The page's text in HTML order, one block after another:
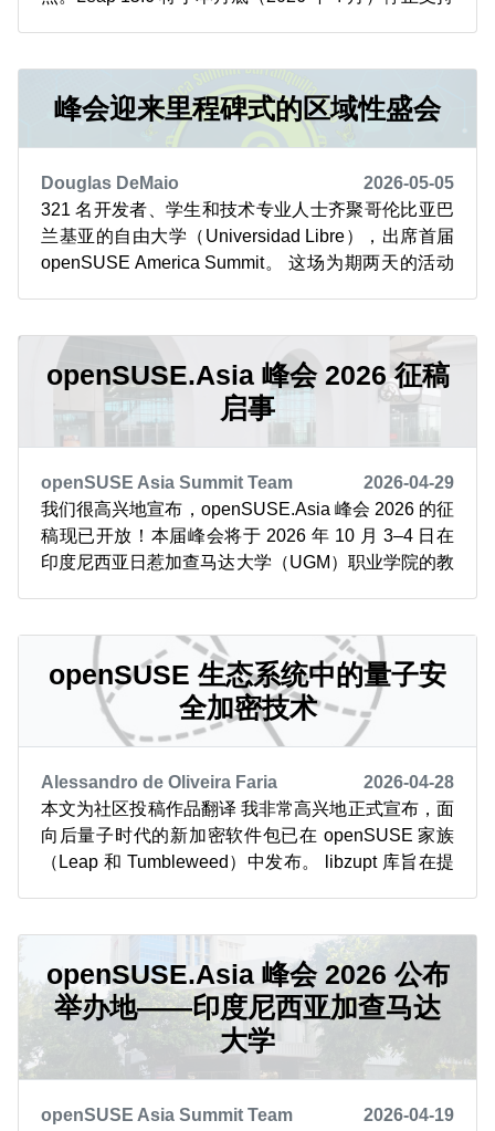
峰会迎来里程碑式的区域性盛会
Douglas DeMaio
2026-05-05
321 名开发者、学生和技术专业人士齐聚哥伦比亚巴
兰基亚的自由大学（Universidad Libre），出席首届
openSUSE America Summit。 这场为期两天的活动
赛（Capture the Flag）为峰会增添了实战...
openSUSE.Asia 峰会 2026 征稿
启事
openSUSE Asia Summit Team
2026-04-29
我们很高兴地宣布，openSUSE.Asia 峰会 2026 的征
稿现已开放！本届峰会将于 2026 年 10 月 3–4 日在
印度尼西亚日惹加查马达大学（UGM）职业学院的教
邀各界演讲者分享您对 openSUSE 及开源的知识、
经...
openSUSE 生态系统中的量子安
全加密技术
Alessandro de Oliveira Faria
2026-04-28
本文为社区投稿作品翻译 我非常高兴地正式宣布，面
向后量子时代的新加密软件包已在 openSUSE 家族
（Leap 和 Tumbleweed）中发布。 libzupt 库旨在提
Alessandro de Oliv...
openSUSE.Asia 峰会 2026 公布
举办地——印度尼西亚加查马达
大学
openSUSE Asia Summit Team
2026-04-19